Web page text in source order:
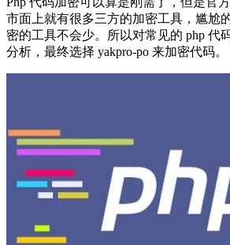
市面上就有很多三方的加密工具，尴尬
密的工具不会少。所以对常见的 php 代
分析，最终选择 yakpro-po 来加密代码。